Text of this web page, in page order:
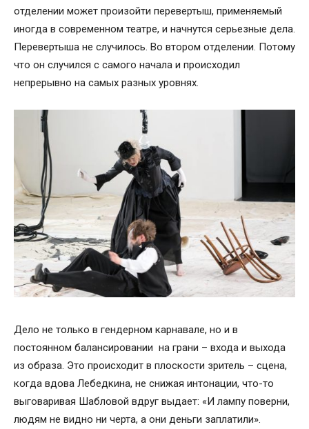
отделении может произойти перевертыш, применяемый
иногда в современном театре, и начнутся серьезные дела.
Перевертыша не случилось. Во втором отделении. Потому
что он случился с самого начала и происходил
непрерывно на самых разных уровнях.
Дело не только в гендерном карнавале, но и в
постоянном балансировании на грани – входа и выхода
из образа. Это происходит в плоскости зритель – сцена,
когда вдова Лебедкина, не снижая интонации, что-то
выговаривая Шабловой вдруг выдает: «И лампу поверни,
людям не видно ни черта, а они деньги заплатили».